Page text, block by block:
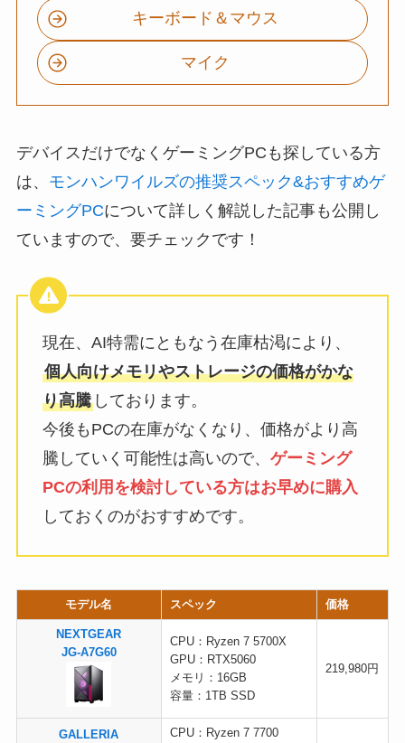
キーボード＆マウス
マイク
デバイスだけでなくゲーミングPCも探している方
は、 モンハンワイルズの推奨スペック&おすすめゲ
ーミングPCについて詳しく解説した記事も公開し
ていますので、要チェックです！
現在、AI特需にともなう在庫枯渇により、
個人向けメモリやストレージの価格がかな
り高騰しております。
今後もPCの在庫がなくなり、価格がより高
騰していく可能性は高いので、 ゲーミング
PCの利用を検討している方はお早めに購入
しておくのがおすすめです。
モデル名 スペック 価格
NEXTGEAR
JG-A7G60
CPU：Ryzen 7 5700X
GPU：RTX5060
メモリ：16GB
容量：1TB SSD
219,980円
GALLERIA CPU：Ryzen 7 7700